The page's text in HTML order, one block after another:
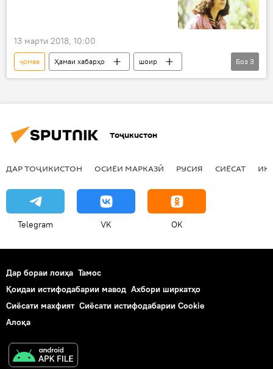
13 марти 2018, 10:00
ҷомеа Ҳамаи хабарҳо
шоир
олим
зан Дар Тоҷикистон
Боз 3
Тоҷикистон
ДАР ТОҶИКИСТОН ОСИЁИ МАРКАЗӢ РУСИЯ СИЁСАТ
Telegram VK OK
Дар бораи лоиҳа Тамос
Қоидаи истифодабарии мавод Ахбори ширкатҳо
Сиёсати махфият Сиёсати истифодабарии Cookie
Алоқа